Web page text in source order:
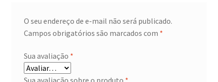
O seu endereço de e-mail não será publicado.
Campos obrigatórios são marcados com *
Sua avaliação *